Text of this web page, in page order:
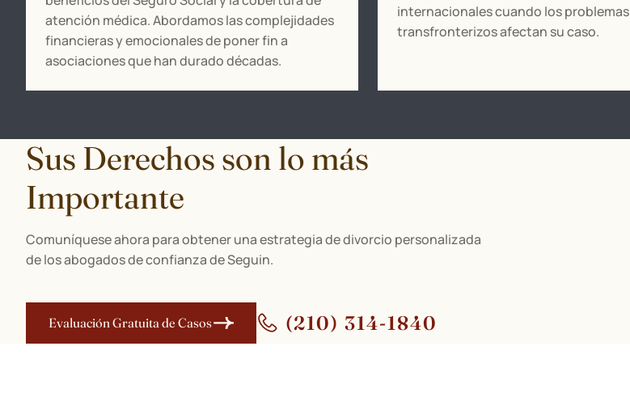
atención médica. Abordamos las complejidades
financieras y emocionales de poner fin a
asociaciones que han durado décadas.
internacionales cuando los problemas
transfronterizos afectan su caso.
Sus Derechos son lo más
Importante
Comuníquese ahora para obtener una estrategia de divorcio personalizada
de los abogados de confianza de Seguin.
Evaluación Gratuita de Casos (210) 314-1840